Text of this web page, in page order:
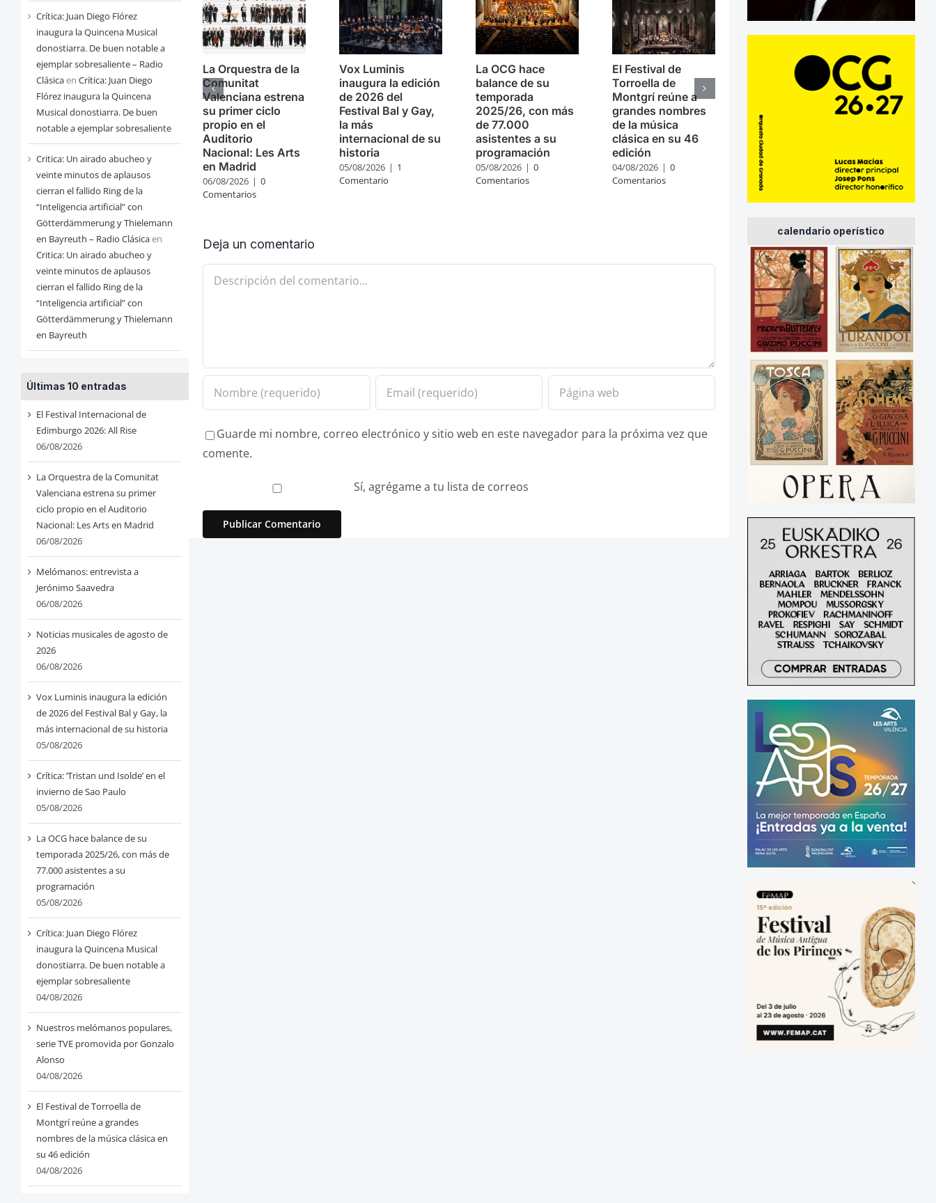
Crítica: Juan Diego Flórez
inaugura la Quincena Musical
donostiarra. De buen notable a
ejemplar sobresaliente – Radio
Clásicaen Crítica: Juan Diego
Flórez inaugura la Quincena
Musical donostiarra. De buen
notable a ejemplar sobresaliente
Critica: Un airado abucheo y
veinte minutos de aplausos
cierran el fallido Ring de la
“Inteligencia artificial” con
Götterdämmerung y Thielemann
en Bayreuth – Radio Clásicaen
Critica: Un airado abucheo y
veinte minutos de aplausos
cierran el fallido Ring de la
“Inteligencia artificial” con
Götterdämmerung y Thielemann
en Bayreuth
Últimas 10 entradas
El Festival Internacional de
Edimburgo 2026: All Rise
06/08/2026
La Orquestra de la Comunitat
Valenciana estrena su primer
ciclo propio en el Auditorio
Nacional: Les Arts en Madrid
06/08/2026
Melómanos: entrevista a
Jerónimo Saavedra
06/08/2026
Noticias musicales de agosto de
2026
06/08/2026
Vox Luminis inaugura la edición
de 2026 del Festival Bal y Gay, la
más internacional de su historia
05/08/2026
Crítica: ‘Tristan und Isolde’ en el
invierno de Sao Paulo
05/08/2026
La OCG hace balance de su
temporada 2025/26, con más de
77.000 asistentes a su
programación
05/08/2026
Crítica: Juan Diego Flórez
inaugura la Quincena Musical
donostiarra. De buen notable a
ejemplar sobresaliente
04/08/2026
Nuestros melómanos populares,
serie TVE promovida por Gonzalo
Alonso
04/08/2026
El Festival de Torroella de
Montgrí reúne a grandes
nombres de la música clásica en
su 46 edición
04/08/2026
La Orquestra de la
Comunitat
Valenciana estrena
su primer ciclo
propio en el
Auditorio
Nacional: Les Arts
en Madrid
06/08/2026 | 0
Comentarios
Vox Luminis
inaugura la edición
de 2026 del
Festival Bal y Gay,
la más
internacional de su
historia
05/08/2026 | 1
Comentario
La OCG hace
balance de su
temporada
2025/26, con más
de 77.000
asistentes a su
programación
05/08/2026 | 0
Comentarios
El Festival de
Torroella de
Montgrí reúne a
grandes nombres
de la música
clásica en su 46
edición
04/08/2026 | 0
Comentarios
Deja un comentario
Comentario
Guarde mi nombre, correo electrónico y sitio web en este navegador para la próxima vez que
comente.
Sí, agrégame a tu lista de correos
calendario operístico